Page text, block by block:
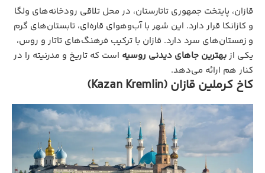
قازان، پایتخت جمهوری تاتارستان، در محل تلاقی رودخانه‌های ولگا
و کازانکا قرار دارد. این شهر با آب‌وهوای قاره‌ای، تابستان‌های گرم
و زمستان‌های سرد دارد. قازان با ترکیب فرهنگ‌های تاتار و روس،
یکی ازبهترین جاهای دیدنی روسیه است که تاریخ و مدرنیته را در
کنار هم ارائه می‌دهد.
کاخ کرملین قازان (Kazan Kremlin)